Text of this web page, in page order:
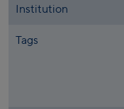
Institution
Tags